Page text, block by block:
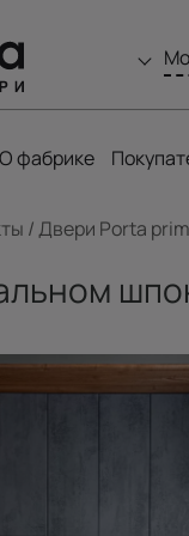
О фабрике
/Двери Porta